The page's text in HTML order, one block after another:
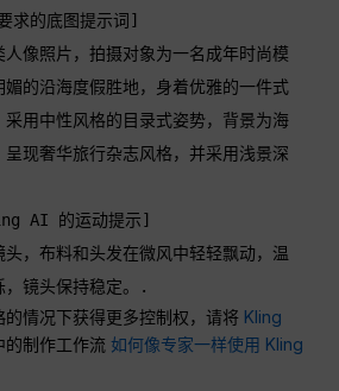
的底图提示词]
像照片，拍摄对象为一名成年时尚模
的沿海度假胜地，身着优雅的一件式
用中性风格的目录式姿势，背景为海
现奢华旅行杂志风格，并采用浅景深
AI 的运动提示]
，布料和头发在微风中轻轻飘动，温
，镜头保持稳定。.
情况下获得更多控制权，请将 Kling
的制作工作流如何像专家一样使用 Kling